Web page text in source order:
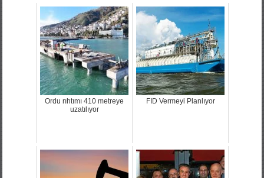
Ordu rıhtımı 410 metreye
uzatılıyor
FID Vermeyi Planlıyor